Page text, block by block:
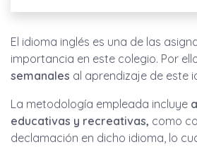
El idioma inglés es una de las
importancia en este colegio. Por
semanales al aprendizaje de este
La metodología empleada incluye
educativas y recreativas, como
declamación en dicho idioma, lo